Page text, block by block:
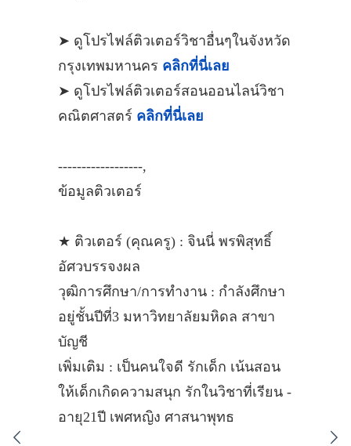
➤ ดูโปรไฟล์ติวเตอร์วิชาอื่นๆในจังหวัด
กรุงเทพมหานคร คลิกที่นี่เลย
➤ ดูโปรไฟล์ติวเตอร์สอนออนไลน์วิชา
คณิตศาสตร์ คลิกที่นี่เลย
------------------,
ข้อมูลติวเตอร์
★ ติวเตอร์ (คุณครู) : จินนี่ พรพิสุทธิ์
อัศวบรรจงผล
วุฒิการศึกษา/การทำงาน : กำลังศึกษา
อยู่ชั้นปีที่3 มหาวิทยาลัยมหิดล สาขา
บัญชี
เพิ่มเติม : เป็นคนใจดี รักเด็ก เน้นสอน
ให้เด็กเกิดความสนุก รักในวิชาที่เรียน -
อายุ21ปี เพศหญิง ศาสนาพุทธ